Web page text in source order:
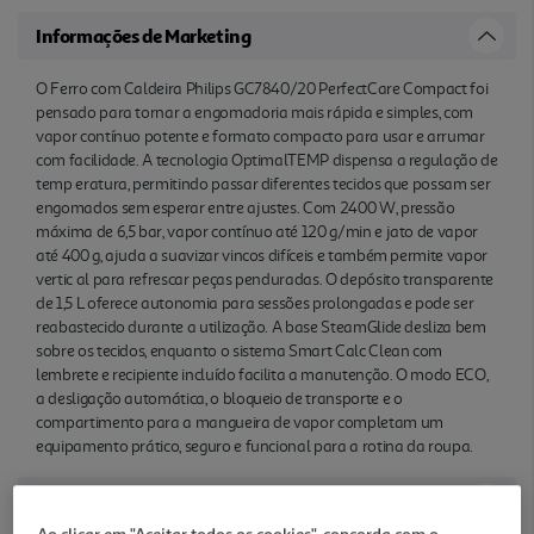
Informações de Marketing
O Ferro com Caldeira Philips GC7840/20 PerfectCare Compact foi
pensado para tornar a engomadoria mais rápida e simples, com
vapor contínuo potente e formato compacto para usar e arrumar
com facilidade. A tecnologia OptimalTEMP dispensa a regulação de
temp eratura, permitindo passar diferentes tecidos que possam ser
engomados sem esperar entre ajustes. Com 2400 W, pressão
máxima de 6,5 bar, vapor contínuo até 120 g/min e jato de vapor
até 400 g, ajuda a suavizar vincos difíceis e também permite vapor
vertic al para refrescar peças penduradas. O depósito transparente
de 1,5 L oferece autonomia para sessões prolongadas e pode ser
reabastecido durante a utilização. A base SteamGlide desliza bem
sobre os tecidos, enquanto o sistema Smart Calc Clean com
lembrete e recipiente incluído facilita a manutenção. O modo ECO,
a desligação automática, o bloqueio de transporte e o
compartimento para a mangueira de vapor completam um
equipamento prático, seguro e funcional para a rotina da roupa.